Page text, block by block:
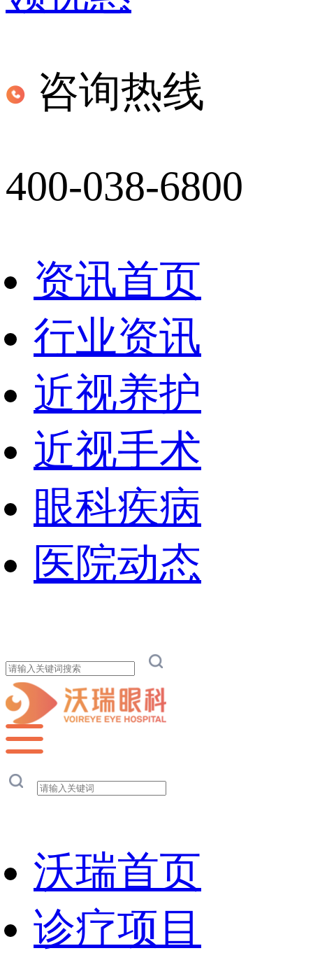
咨询热线
400-038-6800
资讯首页
行业资讯
近视养护
近视手术
眼科疾病
医院动态
沃瑞首页
诊疗项目